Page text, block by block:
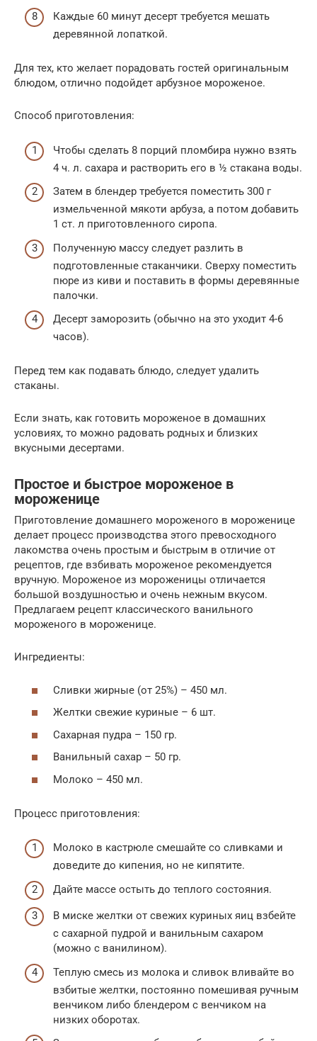
Каждые 60 минут десерт требуется мешать
деревянной лопаткой.
Для тех, кто желает порадовать гостей оригинальным
блюдом, отлично подойдет арбузное мороженое.
Способ приготовления:
Чтобы сделать 8 порций пломбира нужно взять
4 ч. л. сахара и растворить его в ½ стакана воды.
Затем в блендер требуется поместить 300 г
измельченной мякоти арбуза, а потом добавить
1 ст. л приготовленного сиропа.
Полученную массу следует разлить в
подготовленные стаканчики. Сверху поместить
пюре из киви и поставить в формы деревянные
палочки.
Десерт заморозить (обычно на это уходит 4-6
часов).
Перед тем как подавать блюдо, следует удалить
стаканы.
Если знать, как готовить мороженое в домашних
условиях, то можно радовать родных и близких
вкусными десертами.
Простое и быстрое мороженое в
мороженице
Приготовление домашнего мороженого в мороженице
делает процесс производства этого превосходного
лакомства очень простым и быстрым в отличие от
рецептов, где взбивать мороженое рекомендуется
вручную. Мороженое из мороженицы отличается
большой воздушностью и очень нежным вкусом.
Предлагаем рецепт классического ванильного
мороженого в мороженице.
Ингредиенты:
Сливки жирные (от 25%) – 450 мл.
Желтки свежие куриные – 6 шт.
Сахарная пудра – 150 гр.
Ванильный сахар – 50 гр.
Молоко – 450 мл.
Процесс приготовления:
Молоко в кастрюле смешайте со сливками и
доведите до кипения, но не кипятите.
Дайте массе остыть до теплого состояния.
В миске желтки от свежих куриных яиц взбейте
с сахарной пудрой и ванильным сахаром
(можно с ванилином).
Теплую смесь из молока и сливок вливайте во
взбитые желтки, постоянно помешивая ручным
венчиком либо блендером с венчиком на
низких оборотах.